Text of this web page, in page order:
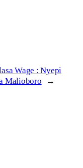
Wage : Nyepi
Malioboro
→